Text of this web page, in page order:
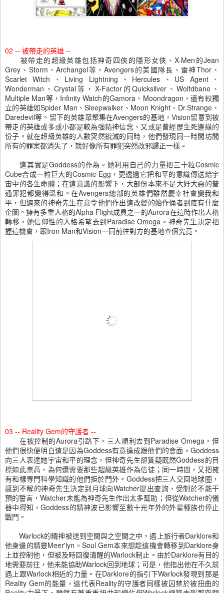
02 -- 被帶走的英雄 --
被帶走的超級英雄包括神奇四俠的隱形女俠、X-Men的Jean
Grey、Storm、Archangel等，Avengers的美國隊長、雷神Thor、
Scarlet Witch、Living Lightning、Hercules、US Agent、
Wonderman、Crystal等，X-Factor的Quicksilver、Wolfdbane、
Multiple Man等，Infinity Watch的Gamora、Moondragon，還有較獨
立的英雄如Spider Man、Sleepwalker、Moon Knight、Dr.Strange、
Daredevil等。留下的英雄眾聚集在Avengers的基地，Vision留意到被
帶走的英雄或多或小都是較為強精神信念、又或是曾經歷生死邊緣的
份子。就在超級英雄的人數突然銳減的同時，他們發現同一時間坊間
所有的罪案都消失了，就好像所有罪犯突然改邪歸正一樣。
這其實是Goddess的作為。她利用自己的力量把三十粒Cosmic
Cube合成一粒巨大的Cosmic Egg，更透過它把和平的意識傳送給宇
宙中的各生命體；在這意識的影響下，大部份本來不是大奸大惡的普
通罪犯都變得溫和。在Avengers總部的英雄們雖然慶幸社會變我和
平，但遲來的神奇先生在意令他們作出這改變的始作俑者到底有什麼
企圖。擁有多重人格的Alpha Flight成員之一的Aurora在這時作出人格
轉移，她信仰性的人格希望去到Paradise Omega。神奇先生決定把
握這機會，跟Iron Man和Vision一同前往對方的基地查個究竟。
03 -- Reality Gem的守護者 --
在被控制的Aurora引路下，三人順利去到Paradise Omega，但
他們很快便明白這是因為Goddess有意達成跟他們的會面。Goddess
向三人表達她宇宙和平的理念，但神奇先生卻質疑既然Goddess的目
標如此祟高，為何還需要那些超級英雄作為信徒；同一時間，又把擁
有和樣專門科學知識的他們拒於門外。Goddess把三人交回地球圈，
感到不解的神奇先生決定到月球向Watcher提出查詢，受制於不能干
預的誓言，Watcher未能為神奇先生作出太多幫助；但從Watcher的儀
器中得知，Goddess的精神波已影響至數十光年外的外星種族也停止
戰鬥。
Warlock的精神被送到空間與之空間之中，遇上旅行者Darklore和
他身邊的精靈Meer'lyn。Soul Gem本來想趁這機會轉移到Darklore身
上並控制他，但被及時回復清醒的Warlock制止。由於Darklore有目的
地需要前往，他未能協助Warlock回到地球；可是，他指出他在不久前
遇上跟Warlock相近的力量。在Darklore的指引下Warlock發現到那是
Reality Gem的能量，這代表Reality的守護者同樣被囚禁於被扭曲的